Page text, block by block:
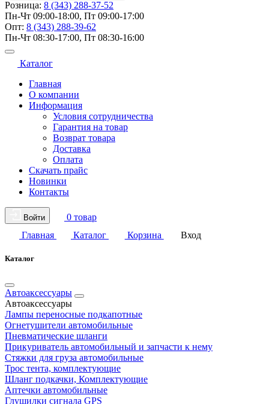
Розница: 8 (343) 288-37-52
Пн-Чт 09:00-18:00, Пт 09:00-17:00
Опт: 8 (343) 288-39-62
Пн-Чт 08:30-17:00, Пт 08:30-16:00
Каталог
Главная
О компании
Информация
Условия сотрудничества
Гарантия на товар
Возврат товара
Доставка
Оплата
Скачать прайс
Новинки
Контакты
Войти
0 товар
Главная
Каталог Корзина Вход
Каталог
Автоаксессуары
Автоаксессуары
Лампы переносные подкапотные
Огнетушители автомобильные
Пневматические шланги
Прикуриватель автомобильный и запчасти к нему
Стяжки для груза автомобильные
Трос тента, комплектующие
Шланг подкачки, Комплектующие
Аптечки автомобильные
Глушилки сигнала GPS